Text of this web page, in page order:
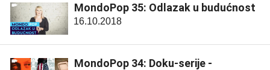
MondoPop 35: Odlazak u budućnost
16.10.2018
MondoPop 34: Doku-serije -